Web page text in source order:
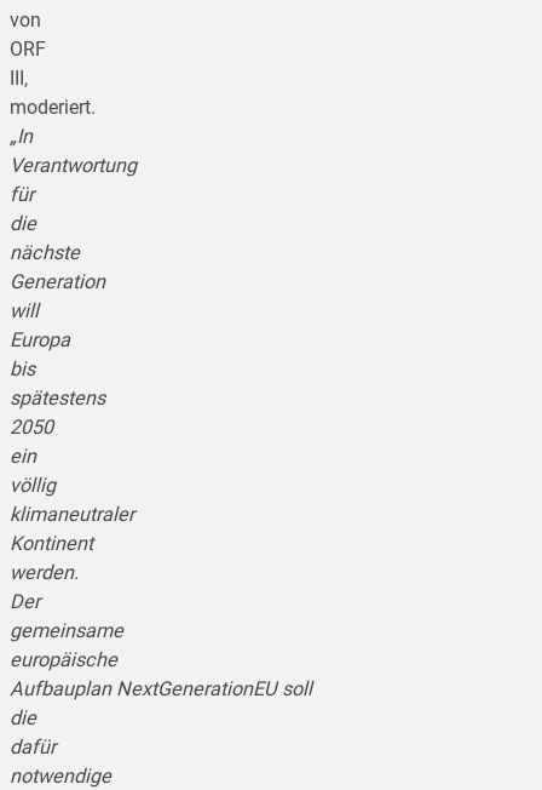
von
ORF
III,
moderiert.
„In
Verantwortung
für
die
nächste
Generation
will
Europa
bis
spätestens
2050
ein
völlig
klimaneutraler
Kontinent
werden.
Der
gemeinsame
europäische
Aufbauplan NextGenerationEU soll
die
dafür
notwendige